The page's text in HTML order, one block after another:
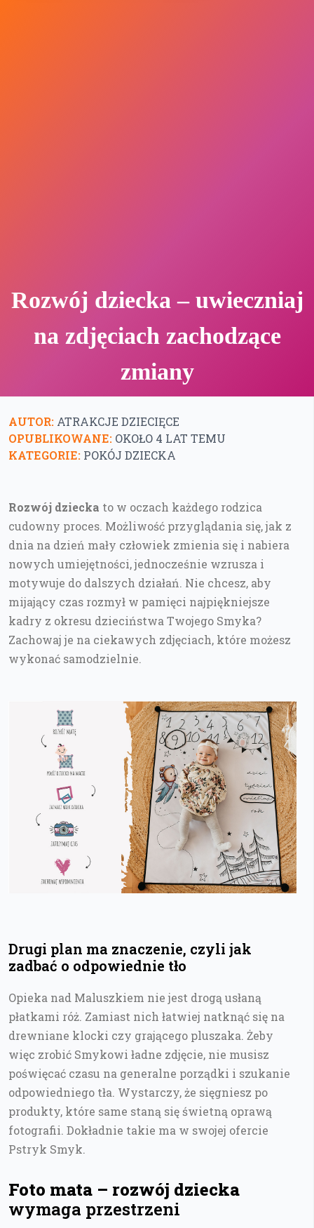
Rozwój dziecka – uwieczniaj
na zdjęciach zachodzące
zmiany
AUTOR: ATRAKCJE DZIECIĘCE
OPUBLIKOWANE: OKOŁO 4 LAT TEMU
KATEGORIE: POKÓJ DZIECKA
Rozwój dziecka to w oczach każdego rodzica
cudowny proces. Możliwość przyglądania się, jak z
dnia na dzień mały człowiek zmienia się i nabiera
nowych umiejętności, jednocześnie wzrusza i
motywuje do dalszych działań. Nie chcesz, aby
mijający czas rozmył w pamięci najpiękniejsze
kadry z okresu dzieciństwa Twojego Smyka?
Zachowaj je na ciekawych zdjęciach, które możesz
wykonać samodzielnie.
Drugi plan ma znaczenie, czyli jak
zadbać o odpowiednie tło
Opieka nad Maluszkiem nie jest drogą usłaną
płatkami róż. Zamiast nich łatwiej natknąć się na
drewniane klocki czy grającego pluszaka. Żeby
więc zrobić Smykowi ładne zdjęcie, nie musisz
poświęcać czasu na generalne porządki i szukanie
odpowiedniego tła. Wystarczy, że sięgniesz po
produkty, które same staną się świetną oprawą
fotografii. Dokładnie takie ma w swojej ofercie
Pstryk Smyk.
Foto mata – rozwój dziecka
wymaga przestrzeni